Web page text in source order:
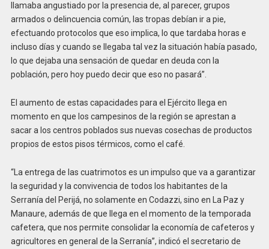
llamaba angustiado por la presencia de, al parecer, grupos
armados o delincuencia común, las tropas debían ir a pie,
efectuando protocolos que eso implica, lo que tardaba horas e
incluso días y cuando se llegaba tal vez la situación había pasado,
lo que dejaba una sensación de quedar en deuda con la
población, pero hoy puedo decir que eso no pasará”.
El aumento de estas capacidades para el Ejército llega en
momento en que los campesinos de la región se aprestan a
sacar a los centros poblados sus nuevas cosechas de productos
propios de estos pisos térmicos, como el café.
“La entrega de las cuatrimotos es un impulso que va a garantizar
la seguridad y la convivencia de todos los habitantes de la
Serranía del Perijá, no solamente en Codazzi, sino en La Paz y
Manaure, además de que llega en el momento de la temporada
cafetera, que nos permite consolidar la economía de cafeteros y
agricultores en general de la Serranía”, indicó el secretario de